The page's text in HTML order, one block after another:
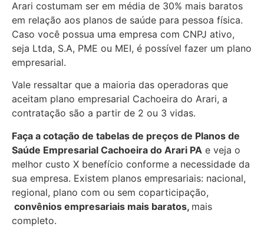
Arari costumam ser em média de 30% mais baratos
em relação aos planos de saúde para pessoa física.
Caso você possua uma empresa com CNPJ ativo,
seja Ltda, S.A, PME ou MEI, é possível fazer um plano
empresarial.
Vale ressaltar que a maioria das operadoras que
aceitam plano empresarial Cachoeira do Arari, a
contratação são a partir de 2 ou 3 vidas.
Faça a cotação de tabelas de preços de Planos de
Saúde Empresarial Cachoeira do Arari PA e veja o
melhor custo X benefício conforme a necessidade da
sua empresa. Existem planos empresariais: nacional,
regional, plano com ou sem coparticipação,
convênios empresariais mais baratos, mais
completo.